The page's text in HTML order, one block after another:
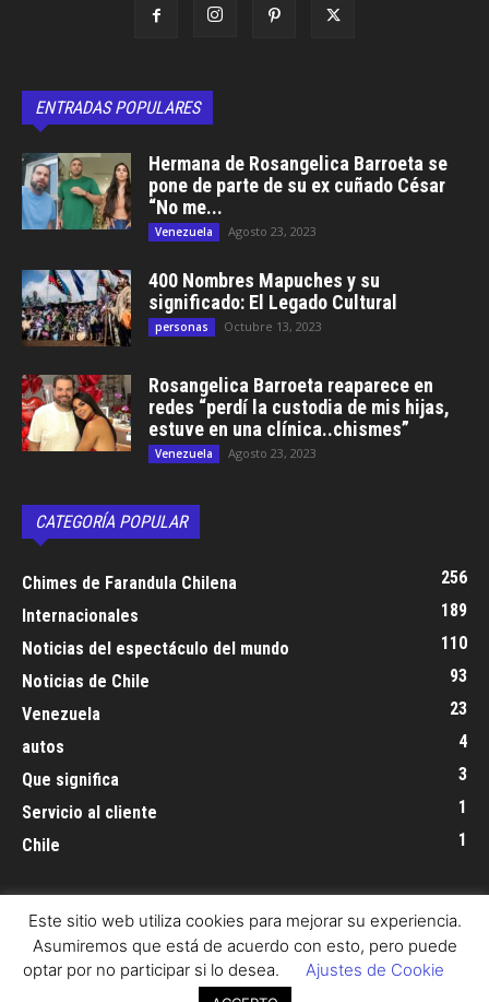
ENTRADAS POPULARES
Hermana de Rosangelica Barroeta se
pone de parte de su ex cuñado César
“No me...
Venezuela Agosto 23, 2023
400 Nombres Mapuches y su
significado: El Legado Cultural
personas Octubre 13, 2023
Rosangelica Barroeta reaparece en
redes “perdí la custodia de mis hijas,
estuve en una clínica..chismes”
Venezuela Agosto 23, 2023
CATEGORÍA POPULAR
Chimes de Farandula Chilena
256
Internacionales
189
Noticias del espectáculo del mundo
110
Noticias de Chile
93
Venezuela
23
autos
4
Que significa
3
Servicio al cliente
1
Chile
1
Política de Cookie Contacto
© gossipchile | Todos los derechos reservados
Este sitio web utiliza cookies para mejorar su experiencia.
Asumiremos que está de acuerdo con esto, pero puede
optar por no participar si lo desea.
Ajustes de Cookie